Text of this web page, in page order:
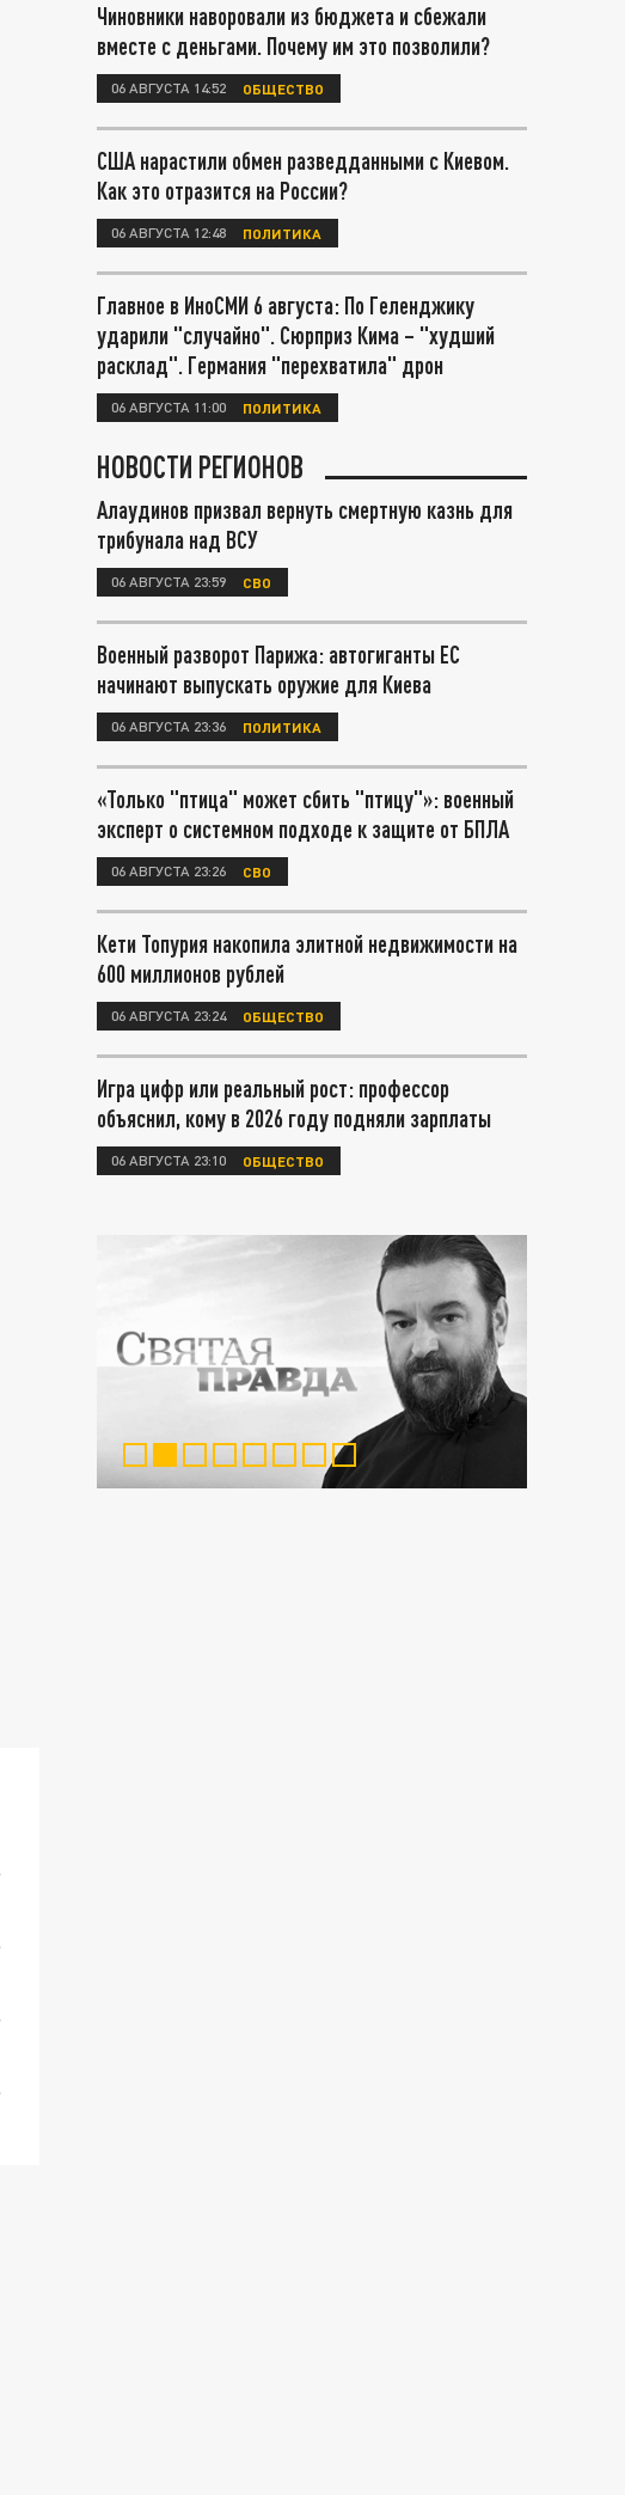
Чиновники наворовали из бюджета и сбежали
вместе с деньгами. Почему им это позволили?
06 АВГУСТА 14:52 ОБЩЕСТВО
США нарастили обмен разведданными с Киевом.
Как это отразится на России?
06 АВГУСТА 12:48 ПОЛИТИКА
Главное в ИноСМИ 6 августа: По Геленджику
ударили "случайно". Сюрприз Кима – "худший
расклад". Германия "перехватила" дрон
06 АВГУСТА 11:00 ПОЛИТИКА
НОВОСТИ РЕГИОНОВ
Алаудинов призвал вернуть смертную казнь для
трибунала над ВСУ
06 АВГУСТА 23:59 СВО
Военный разворот Парижа: автогиганты ЕС
начинают выпускать оружие для Киева
06 АВГУСТА 23:36 ПОЛИТИКА
«Только "птица" может сбить "птицу"»: военный
эксперт о системном подходе к защите от БПЛА
06 АВГУСТА 23:26 СВО
Кети Топурия накопила элитной недвижимости на
600 миллионов рублей
06 АВГУСТА 23:24 ОБЩЕСТВО
Игра цифр или реальный рост: профессор
объяснил, кому в 2026 году подняли зарплаты
06 АВГУСТА 23:10 ОБЩЕСТВО